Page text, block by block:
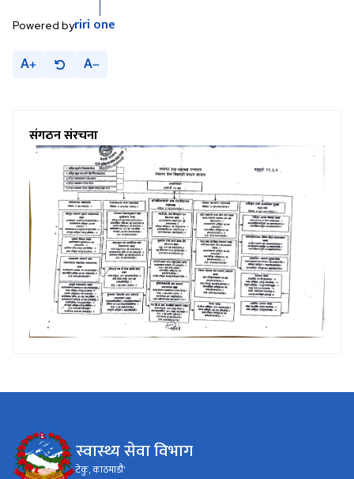
Powered byriri one
A A
संगठन संरचना
स्वास्थ्य सेवा विभाग
टेकु, काठमाडौं'